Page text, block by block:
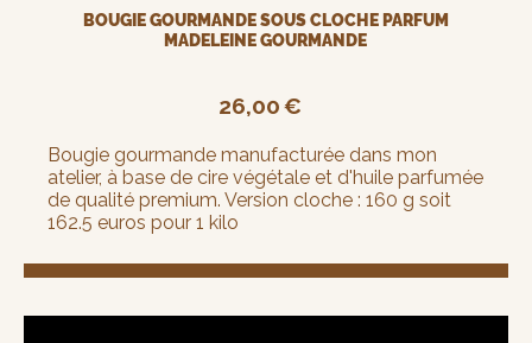
BOUGIE GOURMANDE SOUS CLOCHE PARFUM
MADELEINE GOURMANDE
26,00€
Bougie gourmande manufacturée dans mon
atelier, à base de cire végétale et d'huile parfumée
de qualité premium. Version cloche : 160 g soit
162.5 euros pour 1 kilo